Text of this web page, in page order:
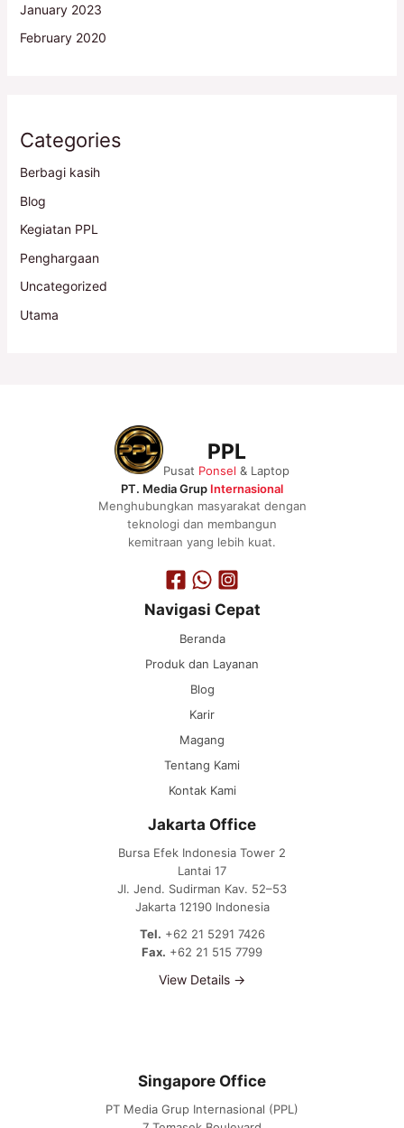
January 2023
February 2020
Categories
Berbagi kasih
Blog
Kegiatan PPL
Penghargaan
Uncategorized
Utama
PPL
Pusat Ponsel & Laptop
PT. Media Grup Internasional
Menghubungkan masyarakat dengan
teknologi dan membangun
kemitraan yang lebih kuat.
Navigasi Cepat
Beranda
Produk dan Layanan
Blog
Karir
Magang
Tentang Kami
Kontak Kami
Jakarta Office
Bursa Efek Indonesia Tower 2
Lantai 17
Jl. Jend. Sudirman Kav. 52–53
Jakarta 12190 Indonesia
Tel. +62 21 5291 7426
Fax. +62 21 515 7799
View Details →
Singapore Office
PT Media Grup Internasional (PPL)